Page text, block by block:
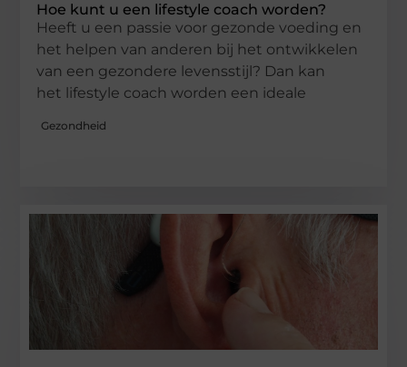
Hoe kunt u een lifestyle coach worden?
Heeft u een passie voor gezonde voeding en
het helpen van anderen bij het ontwikkelen
van een gezondere levensstijl? Dan kan
het lifestyle coach worden een ideale
Gezondheid